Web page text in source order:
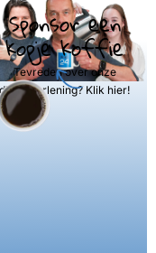
Sponsor een
kopje koffie
Tevreden over onze
dienstverlening? Klik hier!